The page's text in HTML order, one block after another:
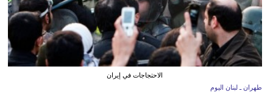
الاحتجاجات في إيران
طهران ـ لبنان اليوم